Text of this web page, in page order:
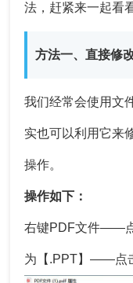
法，赶紧来一起看
方法一、直接修
我们经常会使用文
实也可以利用它来
操作。
操作如下：
右键PDF文件——
为【.PPT】——点